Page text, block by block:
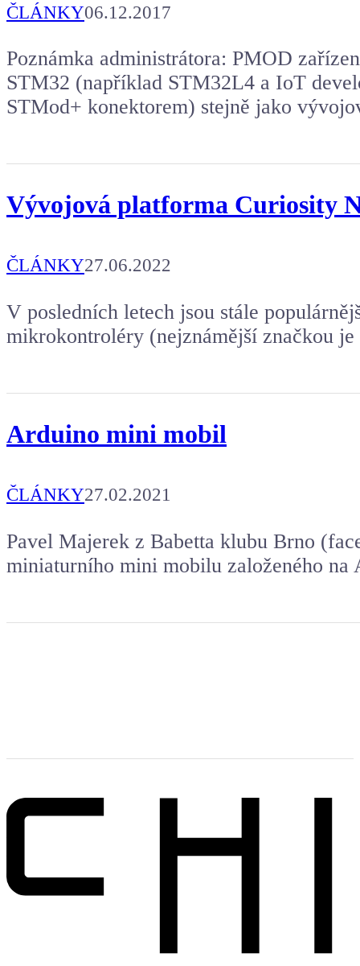
ČLÁNKY06.12.2017
Poznámka administrátora: PMOD
STM32 (například STM32L4 a IoT
STMod+ konektorem) stejně jako
Vývojová platforma Curiosity
ČLÁNKY27.06.2022
V posledních letech jsou stále
mikrokontroléry (nejznámější značkou
Arduino mini mobil
ČLÁNKY27.02.2021
Pavel Majerek z Babetta klubu Brno
miniaturního mini mobilu založeného na